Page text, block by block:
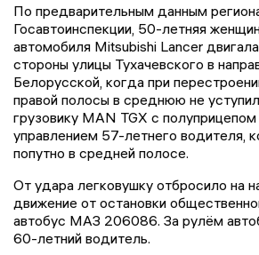
По предварительным данным
Госавтоинспекции, 50-летняя
автомобиля Mitsubishi Lancer
стороны улицы Тухачевского в
Белорусской, когда при
правой полосы в среднюю не
грузовику MAN TGX с
управлением 57-летнего водителя,
попутно в средней полосе.
От удара легковушку отбросило на
движение от остановки
автобус МАЗ 206086. За рулём
60-летний водитель.